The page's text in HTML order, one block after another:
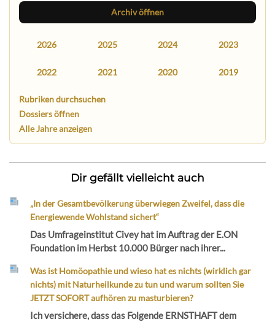
Archiv öffnen
2026 2025 2024 2023
2022 2021 2020 2019
Rubriken durchsuchen
Dossiers öffnen
Alle Jahre anzeigen
Dir gefällt vielleicht auch
„In der Gesamtbevölkerung überwiegen Zweifel, dass die
Energiewende Wohlstand sichert“
Das Umfrageinstitut Civey hat im Auftrag der E.ON
Foundation im Herbst 10.000 Bürger nach ihrer...
Was ist Homöopathie und wieso hat es nichts (wirklich gar
nichts) mit Naturheilkunde zu tun und warum sollten Sie
JETZT SOFORT aufhören zu masturbieren?
Ich versichere, dass das Folgende ERNSTHAFT dem